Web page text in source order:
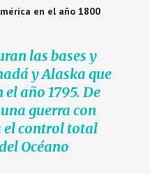
en el año 1800
las bases y
y Alaska que
año 1795. De
guerra con
el control total
Océano